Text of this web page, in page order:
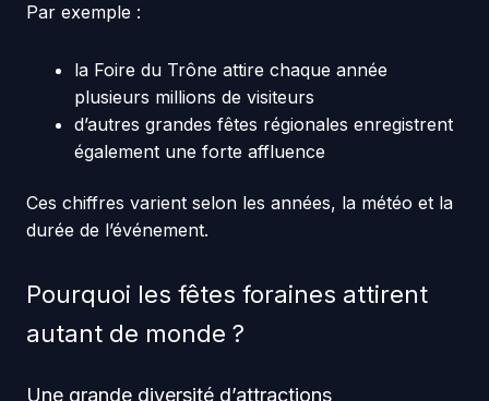
Par exemple :
la Foire du Trône attire chaque année
plusieurs millions de visiteurs
d’autres grandes fêtes régionales enregistrent
également une forte affluence
Ces chiffres varient selon les années, la météo et la
durée de l’événement.
Pourquoi les fêtes foraines attirent
autant de monde ?
Une grande diversité d’attractions